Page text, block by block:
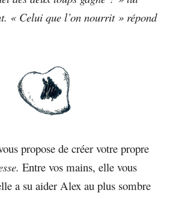
« Celui que l’on nourrit » répond
propose de créer votre propre
Entre vos mains, elle vous
a su aider Alex au plus sombre